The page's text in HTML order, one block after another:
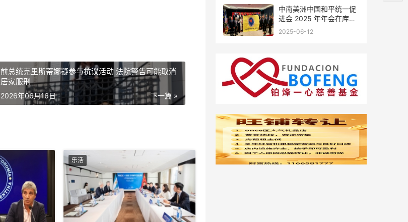
前总统克里斯蒂娜疑参与抗议活动 法院警告可能取消
居家服刑
下一篇 »
2026年06月16日
乐活
中南美洲中国和平统一促
进会 2025 年年会在库拉
索圆满举行，共绘反“独”
2025-06-12